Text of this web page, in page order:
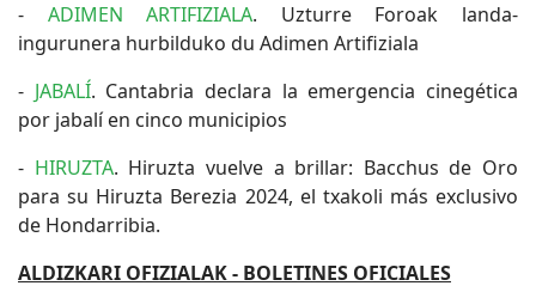
- ADIMEN ARTIFIZIALA. Uzturre Foroak landa-
ingurunera hurbilduko du Adimen Artifiziala
- JABALÍ. Cantabria declara la emergencia cinegética
por jabalí en cinco municipios
- HIRUZTA. Hiruzta vuelve a brillar: Bacchus de Oro
para su Hiruzta Berezia 2024, el txakoli más exclusivo
de Hondarribia.
ALDIZKARI OFIZIALAK - BOLETINES OFICIALES